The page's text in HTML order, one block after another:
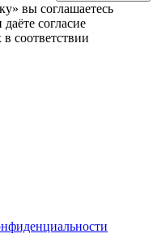
вы соглашаетесь
согласие
соответствии